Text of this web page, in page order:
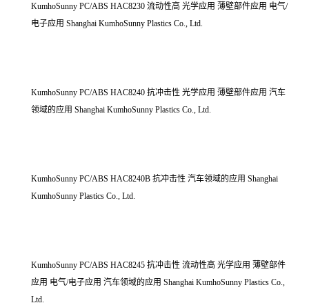
KumhoSunny PC/ABS HAC8230 流动性高 光学应用 薄壁部件应用 电气/
电子应用 Shanghai KumhoSunny Plastics Co., Ltd.
KumhoSunny PC/ABS HAC8240 抗冲击性 光学应用 薄壁部件应用 汽车
领域的应用 Shanghai KumhoSunny Plastics Co., Ltd.
KumhoSunny PC/ABS HAC8240B 抗冲击性 汽车领域的应用 Shanghai
KumhoSunny Plastics Co., Ltd.
KumhoSunny PC/ABS HAC8245 抗冲击性 流动性高 光学应用 薄壁部件
应用 电气/电子应用 汽车领域的应用 Shanghai KumhoSunny Plastics Co.,
Ltd.